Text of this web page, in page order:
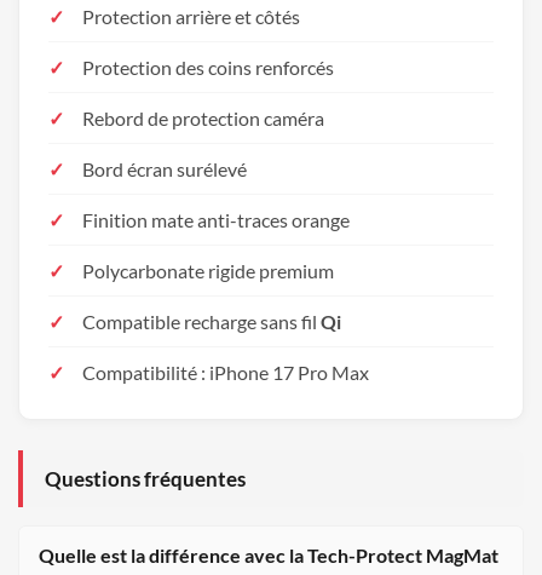
Protection arrière et côtés
Protection des coins renforcés
Rebord de protection caméra
Bord écran surélevé
Finition mate anti-traces orange
Polycarbonate rigide premium
Compatible recharge sans fil Qi
Compatibilité : iPhone 17 Pro Max
Questions fréquentes
Quelle est la différence avec la Tech-Protect MagMat